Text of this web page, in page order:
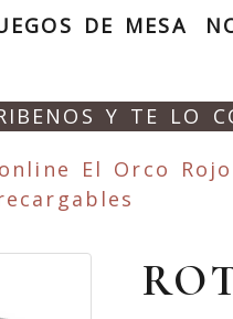
DE MESA
Y TE LO
El Orco Rojo